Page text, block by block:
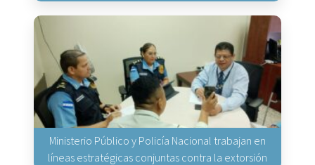
Ministerio Público y Policía Nacional trabajan en
líneas estratégicas conjuntas contra la extorsión